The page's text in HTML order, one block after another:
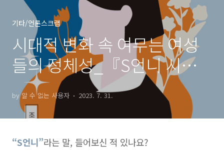
기타/언론스크랩
시대적 변화 속 여무는 여성
들의 정체성_『S언니 시
대』부산일보, 국제신문, 경
남도민일보, 연합뉴스, 무등
일보, 뉴시스 소개
by 알 수 없는 사용자 2023. 7. 31.
“S언니”라는 말, 들어보신 적 있나요?